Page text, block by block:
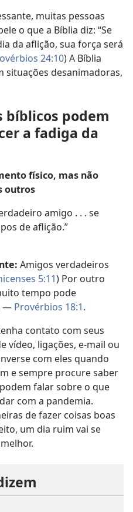
muitas pessoas
o que a Bíblia diz: “Se
da aflição, sua força será
24:10) A Bíblia
situações desanimadoras,
bíblicos podem
a fadiga da
físico, mas não
outros
amigo . . . se
de aflição.”
Amigos verdadeiros
5:11) Por outro
tempo pode
— Provérbios 18:1.
contato com seus
vídeo, ligações, e-mail ou
com eles quando
e sempre procure saber
falar sobre o que
com a pandemia.
de fazer coisas boas
um dia ruim vai se